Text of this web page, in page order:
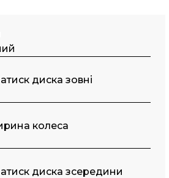
диска зовні
колеса
диска зсередини